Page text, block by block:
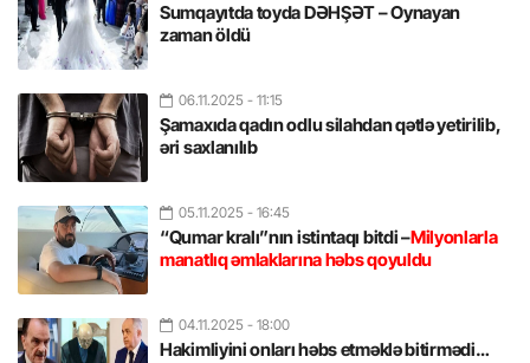
Sumqayıtda toyda DƏHŞƏT – Oynayan
zaman öldü
06.11.2025 - 11:15
Şamaxıda qadın odlu silahdan qətlə yetirilib,
əri saxlanılıb
05.11.2025 - 16:45
“Qumar kralı”nın istintaqı bitdi –Milyonlarla
manatlıq əmlaklarına həbs qoyuldu
04.11.2025 - 18:00
Hakimliyini onları həbs etməklə bitirmədi…